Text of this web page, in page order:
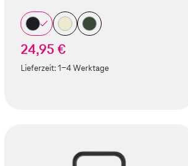
24,95 €
Lieferzeit:1-4 Werktage